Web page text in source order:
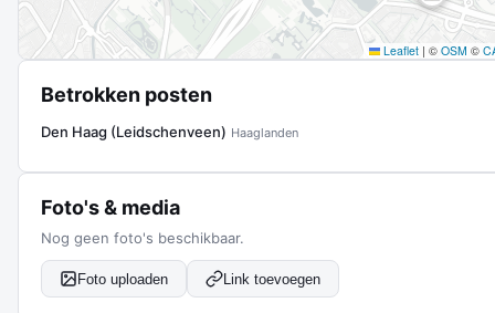
Leaflet | © OSM ©
Betrokken posten
Den Haag (Leidschenveen) Haaglanden
Foto's & media
Nog geen foto's beschikbaar.
Foto uploaden Link toevoegen